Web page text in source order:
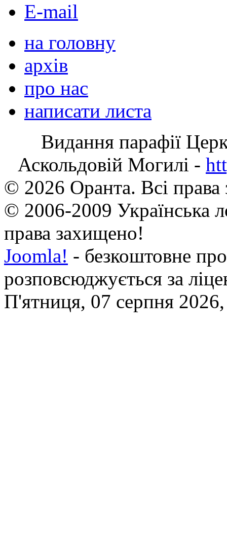
E-mail
на головну
архів
про нас
написати листа
Видання парафії
Аскольдовій Могилі -
© 2026 Оранта. Всі
© 2006-2009 Українська
права захищено!
Joomla! - безкоштовне
розповсюджується за
П'ятниця, 07 серпня